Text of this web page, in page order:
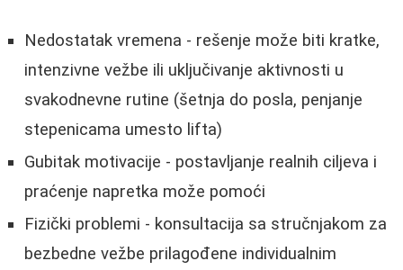
Nedostatak vremena - rešenje može biti kratke,
intenzivne vežbe ili uključivanje aktivnosti u
svakodnevne rutine (šetnja do posla, penjanje
stepenicama umesto lifta)
Gubitak motivacije - postavljanje realnih ciljeva i
praćenje napretka može pomoći
Fizički problemi - konsultacija sa stručnjakom za
bezbedne vežbe prilagođene individualnim